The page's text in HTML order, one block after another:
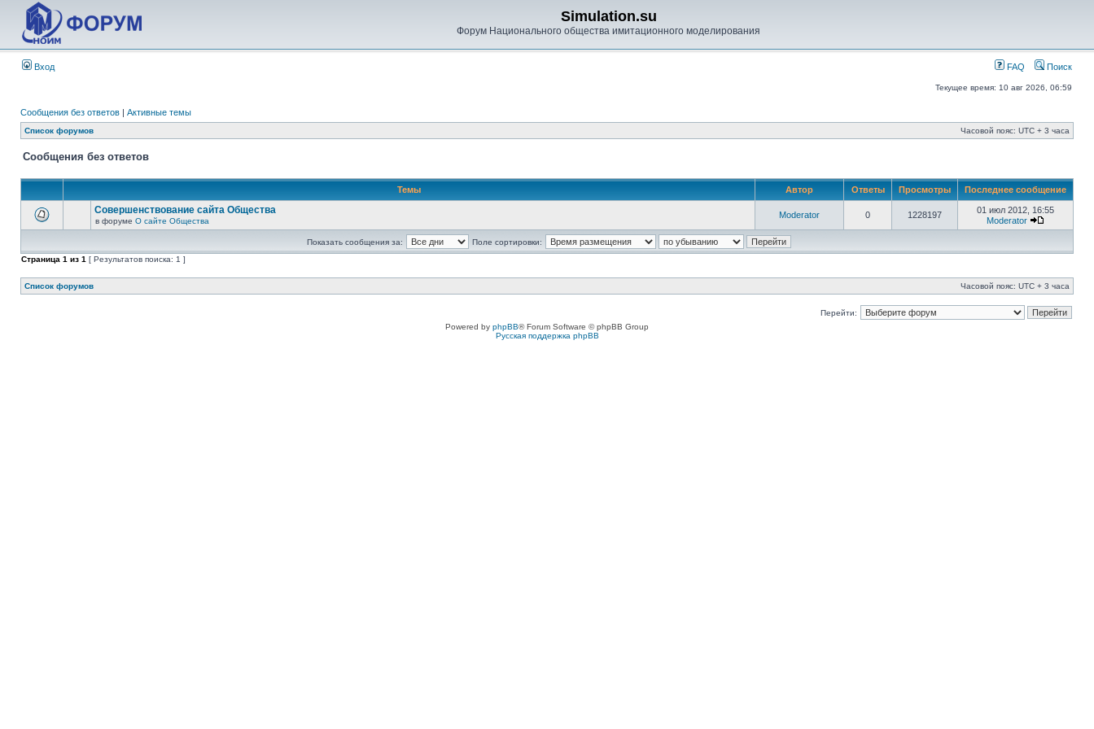
Simulation.su
Форум Национального общества имитационного моделирования
Вход FAQ Поиск
Текущее время: 10 авг 2026, 06:59
Сообщения без ответов | Активные темы
Список форумов Часовой пояс: UTC + 3 часа
Сообщения без ответов
Темы Автор Ответы Просмотры Последнее сообщение
Совершенствование сайта Общества
в форуме О сайте Общества
Moderator 0 1228197
01 июл 2012, 16:55
Moderator
Показать сообщения за:
Поле сортировки:
Страница 1 из 1 [ Результатов поиска: 1 ]
Список форумов Часовой пояс: UTC + 3 часа
Перейти:
Powered by phpBB® Forum Software © phpBB Group
Русская поддержка phpBB